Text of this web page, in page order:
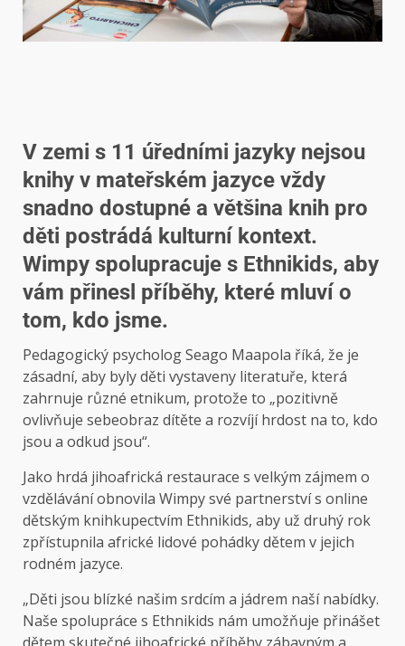
V zemi s 11 úředními jazyky nejsou
knihy v mateřském jazyce vždy
snadno dostupné a většina knih pro
děti postrádá kulturní kontext.
Wimpy spolupracuje s Ethnikids, aby
vám přinesl příběhy, které mluví o
tom, kdo jsme.
Pedagogický psycholog Seago Maapola říká, že je
zásadní, aby byly děti vystaveny literatuře, která
zahrnuje různé etnikum, protože to „pozitivně
ovlivňuje sebeobraz dítěte a rozvíjí hrdost na to, kdo
jsou a odkud jsou“.
Jako hrdá jihoafrická restaurace s velkým zájmem o
vzdělávání obnovila Wimpy své partnerství s online
dětským knihkupectvím Ethnikids, aby už druhý rok
zpřístupnila africké lidové pohádky dětem v jejich
rodném jazyce.
„Děti jsou blízké našim srdcím a jádrem naší nabídky.
Naše spolupráce s Ethnikids nám umožňuje přinášet